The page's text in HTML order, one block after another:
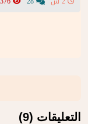
التعليقات (9)